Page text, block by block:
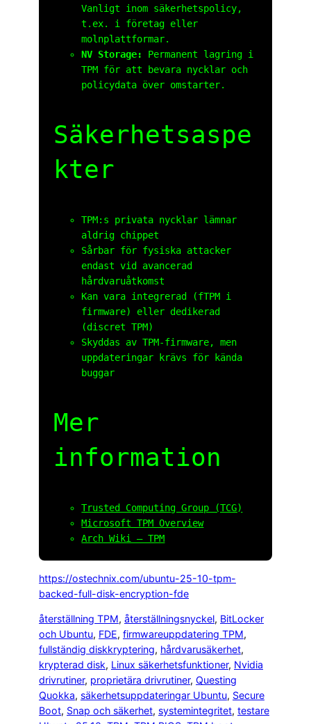
Vanligt inom säkerhetspolicy,
t.ex. i företag eller
molnplattformar.
NV Storage:
Permanent lagring i
TPM för att bevara nycklar och
policydata över omstarter.
Säkerhetsaspe
kter
TPM:s privata nycklar lämnar
aldrig chippet
Sårbar för fysiska attacker
endast vid avancerad
hårdvaruåtkomst
Kan vara integrerad (fTPM i
firmware) eller dedikerad
(discret TPM)
Skyddas av TPM-firmware, men
uppdateringar krävs för kända
buggar
Mer
information
Trusted Computing Group (TCG)
Microsoft TPM Overview
Arch Wiki – TPM
https://ostechnix.com/ubuntu-25-10-tpm-
backed-full-disk-encryption-fde
återställning TPM, återställningsnyckel, BitLocker
och Ubuntu, FDE, firmwareuppdatering TPM
fullständig diskkryptering, hårdvarusäkerhet
krypterad disk, Linux säkerhetsfunktioner, Nvidia
drivrutiner, proprietära drivrutiner, Questing
Quokka, säkerhetsuppdateringar Ubuntu, Secure
Boot, Snap och säkerhet, systemintegritet, testare